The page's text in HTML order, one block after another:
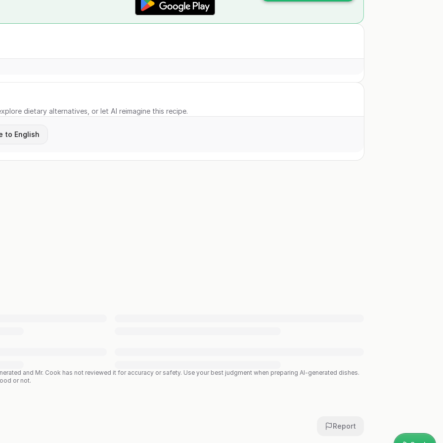
dietary alternatives, or let AI reimagine this recipe.
to English
and Mr. Cook has not reviewed it for accuracy or safety. Use your best judgment when preparing AI-generated dishes.
or not.
Report